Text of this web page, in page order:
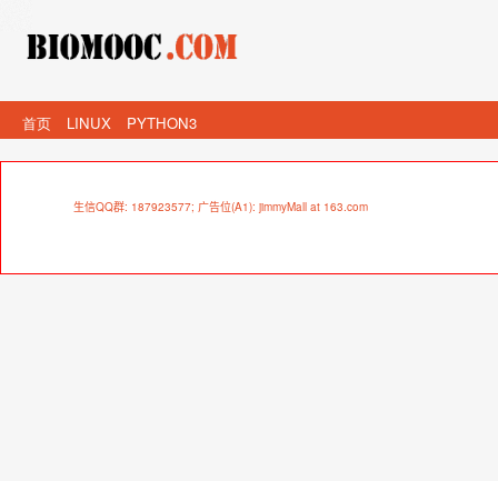
首页 LINUX PYTHON3
生信QQ群: 187923577; 广告位(A1): jimmyMall at 163.com